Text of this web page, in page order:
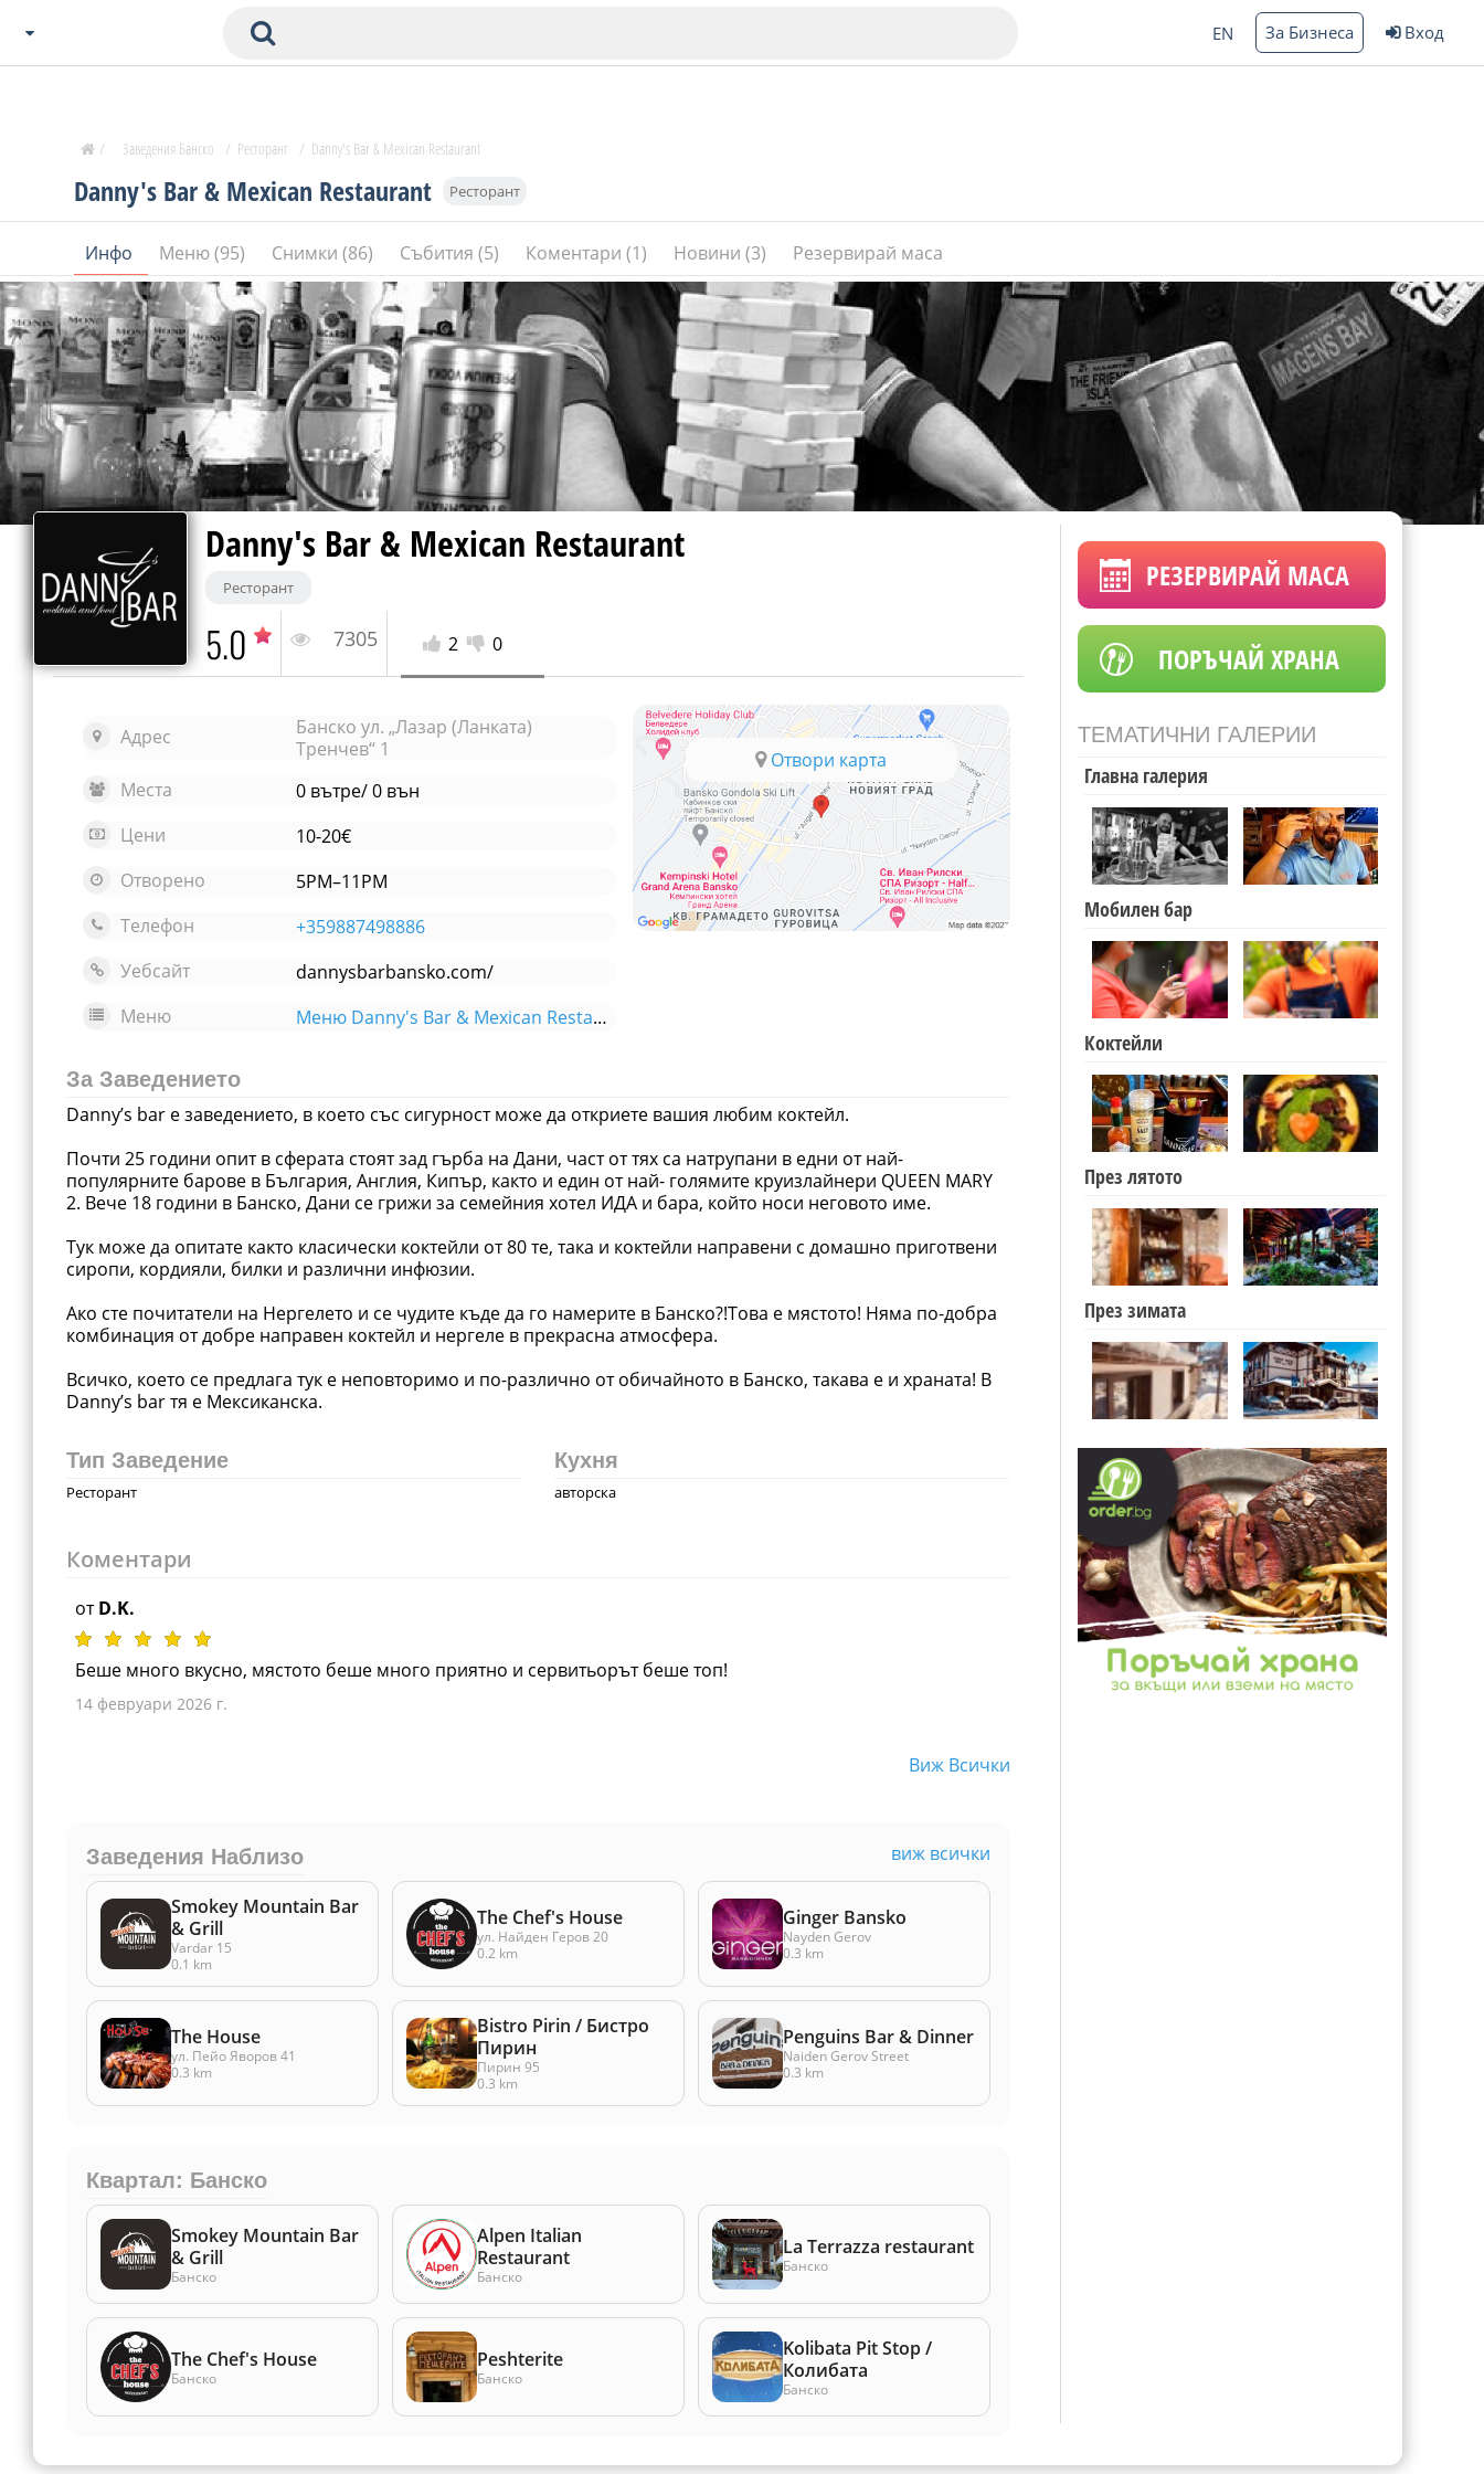
Пловдив
Бургас
В. Търново
Банско
Всички останали
СОФИЯ
Пловдив
Бургас
В. Търново
Банско
EN За Бизнеса Вход
Danny's Bar & Mexican Restaurant Ресторант
Инфо Меню (95) Снимки (86) Събития (5) Коментари (1) Новини (3) Резервирай маса
/ Заведения Банско / Ресторант / Danny's Bar & Mexican Restaurant
Danny's Bar & Mexican Restaurant
Ресторант
5.0 7305 2 0
Адрес
Банско ул. „Лазар (Ланката)
Тренчев“ 1
Места
0 вътре/ 0 вън
Цени
10-20€
Отворено
5PM–11PM
Телефон
+359887498886
Уебсайт
dannysbarbansko.com/
Меню
Меню Danny's Bar & Mexican Restaurant
Отвори карта
За Заведението
Danny’s bar е заведението, в което със сигурност може да откриете вашия любим коктейл.
Почти 25 години опит в сферата стоят зад гърба на Дани, част от тях са натрупани в едни от най-
популярните барове в България, Англия, Кипър, както и един от най- голямите круизлайнери QUEEN MARY
2. Вече 18 години в Банско, Дани се грижи за семейния хотел ИДА и бара, който носи неговото име.
Тук може да опитате както класически коктейли от 80 те, така и коктейли направени с домашно приготвени
сиропи, кордияли, билки и различни инфюзии.
Ако сте почитатели на Нергелето и се чудите къде да го намерите в Банско?!Това е мястото! Няма по-добра
комбинация от добре направен коктейл и нергеле в прекрасна атмосфера.
Всичко, което се предлага тук е неповторимо и по-различно от обичайното в Банско, такава е и храната! В
Danny’s bar тя е Мексиканска.
Тип Заведение
Ресторант
Кухня
авторска
Коментари
отD.K.
Беше много вкусно, мястото беше много приятно и сервитьорът беше топ!
14 февруари 2026 г.
Виж Всички
Заведения Наблизо виж всички
Smokey Mountain Bar
& Grill
Vardar 15
0.1 km
The Chef's House
ул. Найден Геров 20
0.2 km
Ginger Bansko
Nayden Gerov
0.3 km
The House
ул. Пейо Яворов 41
0.3 km
Bistro Pirin / Бистро
Пирин
Пирин 95
0.3 km
Penguins Bar & Dinner
Naiden Gerov Street
0.3 km
Квартал: Банско
Smokey Mountain Bar
& Grill
Банско
Alpen Italian
Restaurant
Банско
La Terrazza restaurant
Банско
The Chef's House
Банско
Peshterite
Банско
Kolibata Pit Stop /
Колибата
Банско
РЕЗЕРВИРАЙ МАСА
ПОРЪЧАЙ ХРАНА
ТЕМАТИЧНИ ГАЛЕРИИ
Главна галерия
Мобилен бар
Коктейли
През лятото
През зимата